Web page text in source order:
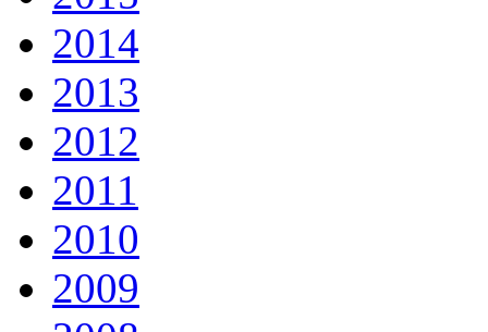
2014
2013
2012
2011
2010
2009